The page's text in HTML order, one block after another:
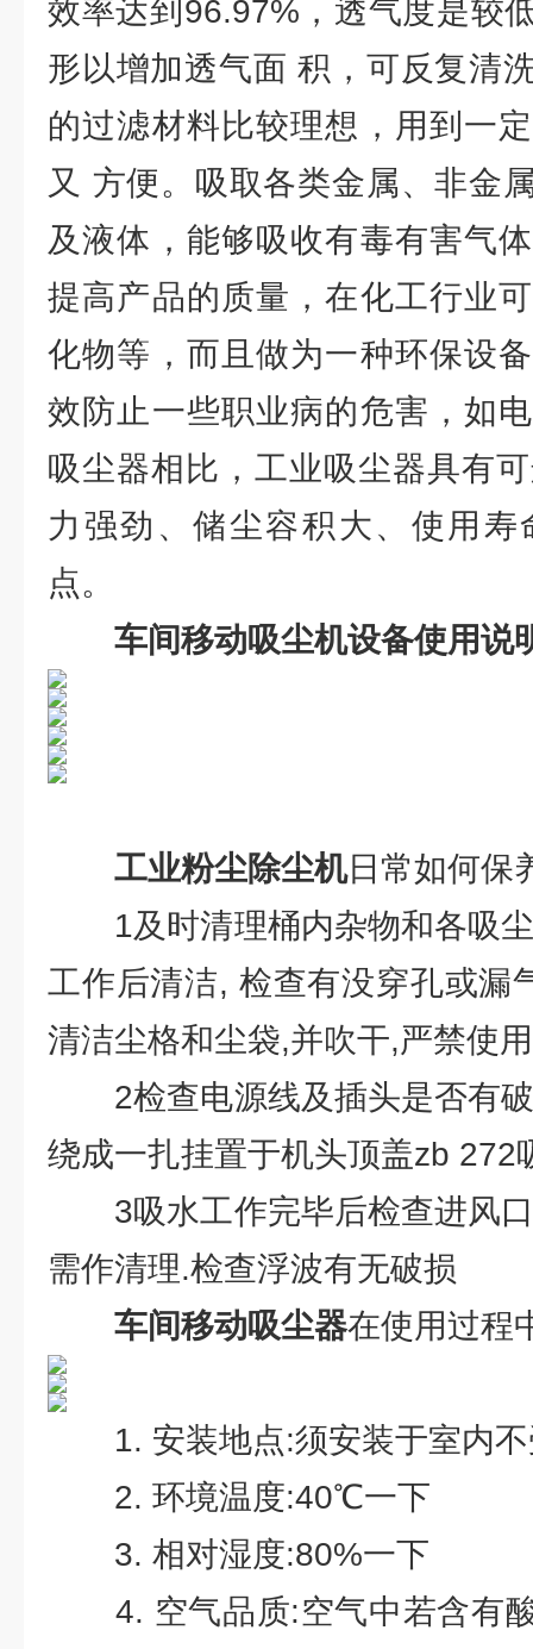
效率达到96.97%，透气度是较
形以增加透气面 积，可反复清
的过滤材料比较理想，用到一
又 方便。吸取各类金属、非金
及液体，能够吸收有毒有害气
提高产品的质量，在化工行业
化物等，而且做为一种环保设
效防止一些职业病的危害，如
吸尘器相比，工业吸尘器具有
力强劲、储尘容积大、使用
点。
车间移动吸尘机设备使用说
工业粉尘除尘机日常如何保
1及时清理桶内杂物和各吸尘
工作后清洁, 检查有没穿孔或漏
清洁尘格和尘袋,并吹干,严禁使
2检查电源线及插头是否有破
绕成一扎挂置于机头顶盖zb 272
3吸水工作完毕后检查进风口
需作清理.检查浮波有无破损
车间移动吸尘器在使用过程
1. 安装地点:须安装于室内不
2. 环境温度:40℃一下
3. 相对湿度:80%一下
4. 空气品质:空气中若含有酸